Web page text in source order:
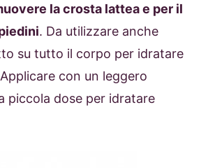
la crosta lattea e per il
. Da utilizzare anche
su tutto il corpo per idratare
con un leggero
piccola dose per idratare